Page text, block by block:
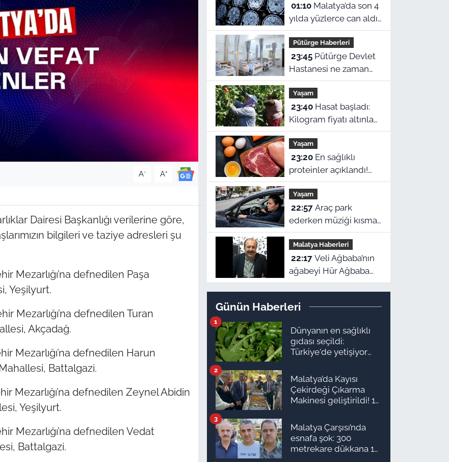
A- A+
Dairesi Başkanlığı verilerine göre,
bilgileri ve taziye adresleri şu
Mezarlığı’na defnedilen Paşa
Yeşilyurt.
Mezarlığı’na defnedilen Turan
Akçadağ.
Mezarlığı’na defnedilen Harun
Battalgazi.
Mezarlığı’na defnedilen Zeynel Abidin
Yeşilyurt.
Mezarlığı’na defnedilen Vedat
Battalgazi.
01:10Malatya’da son 4
yılda yüzlerce can aldı!
Sinir sistemi ve duyu
organı hastalıklarında
şok veriler
Pütürge Haberleri
23:45Pütürge Devlet
Hastanesi ne zaman
açılacak? Vali Yavuz
açıkladı
Yaşam
23:40Hasat başladı:
Kilogram fiyatı altınla
yarışıyor
Yaşam
23:20En sağlıklı
proteinler açıklandı!
Zirvede ne et ne de
yumurta var
Yaşam
22:57Araç park
ederken müziği kısmak
tesadüf değil! Beynin
gizli refleksiymiş
Malatya Haberleri
22:17Veli Ağbaba’nın
ağabeyi Hür Ağbaba
tutuklandı!
Günün Haberleri
Dünyanın en sağlıklı
gıdası seçildi:
Türkiye'de yetişiyor
bakmıyor
1
Malatya’da Kayısı
Çekirdeği Çıkarma
Makinesi geliştirildi! 16
2
Malatya Çarşısı’nda
esnafa şok: 300
metrekare dükkana 1
3